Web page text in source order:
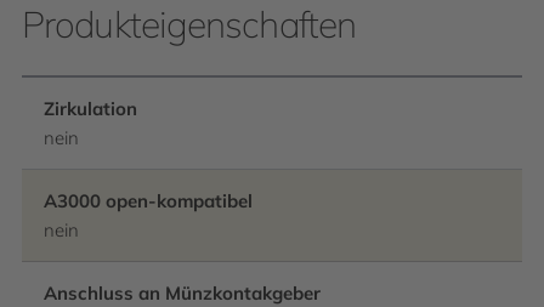
Produkteigenschaften
Zirkulation
nein
A3000 open-kompatibel
nein
Anschluss an Münzkontakgeber